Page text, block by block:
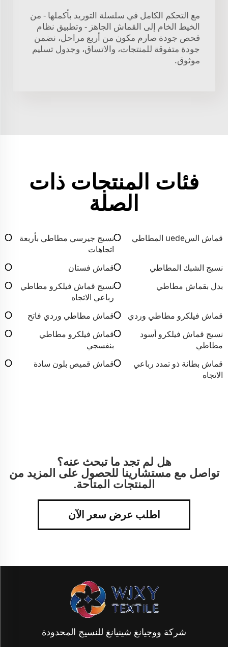
مع التحكم الكامل في سلسلة التوريد بأكملها - من
الخيط الخام إلى القماش الجاهز - وتطبيق نظام
فحص جودة صارم مكون من أربع مراحل، نضمن
جودة متفوقة للمنتجات، والاتساق، وجدول تسليم
موثوق.
فئات المنتجات ذات
الصلة
قماش السuede المطاطي
نسيج جيرسي مطاطي بأربعة
اتجاهات
نسيج الشبك المطاطي
قماش فستان
بدل بقماش مطاطي
نسيج قماش فيلكرو مطاطي
رباعي الاتجاه
قماش فيلكرو مطاطي وردي
قماش مطاطي وردي فاتح
نسيج قماش فيلكرو أسود
مطاطي
قماش فيلكرو مطاطي
بنفسجي
قماش بطانة ذو تمدد رباعي
الاتجاه
قماش قميص بلون سادة
هل لم تجد ما تبحث عنه؟
تواصل مع مستشارينا للحصول على المزيد من
المنتجات المتاحة.
اطلب عرض سعر الآن
شركة ووجيانغ شينيانغ للنسيج المحدودة